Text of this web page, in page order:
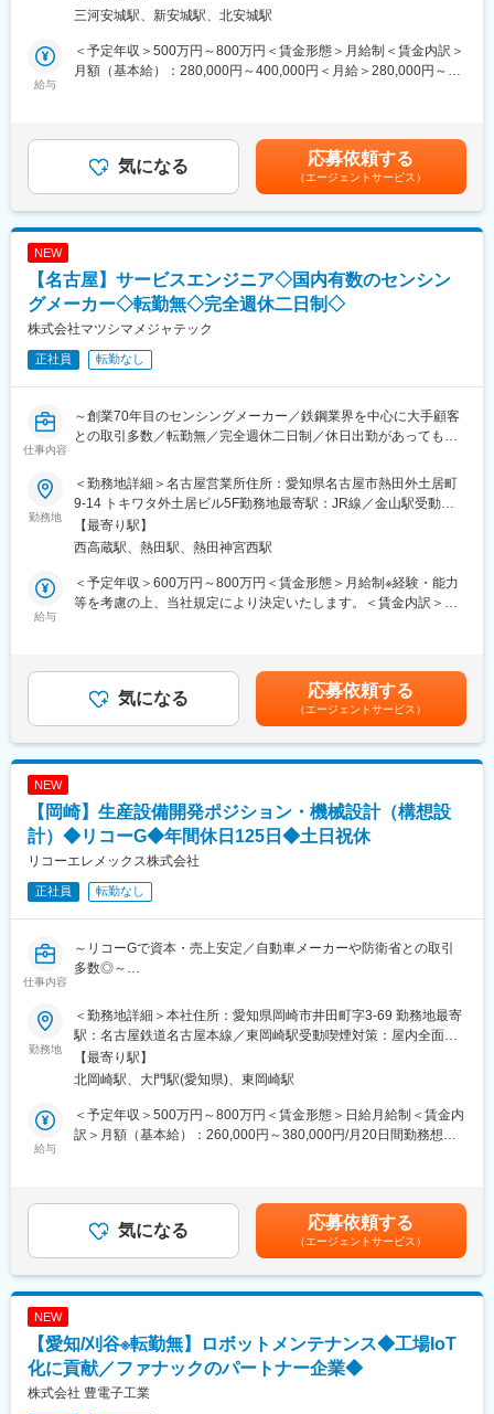
最終検証
■関わる技術・装置：
協働ロボット、AMR、サーボ／電動シリンダ、検査装置、生産指
◎混流ライン最適化やリアルタイム判定など“工程を変える”提案が
ルが速い
◎ロボット・AMR・AIなど成長領域の最前線に携われる
◎“作る”より“課題を解く”ソリューション型の技術力が身につく
客、仕入先、生産ラインとの調整）
【本ポジションの特徴】
・製品ライフサイクル全体（立上げ～終了）に関与可能
・顧客／仕入先／生産現場をつなぐハブとして供給体制を支える
■組織構成：
・室長1名、課長1名、係長1名、一般6名
・育休取得率女性100%／男性63%
・全社平均残業時間月22.3h
※6年連続でホワイト500認定企業に選ばれています。フレックス
タイムの活用率も高く、家庭の事情や業務内容に合わせて調整が
可能です。
・デンソーやトヨタグループの契約保養施設が利用可能、社員食
堂有り
貯蓄、住宅補助、カフェテリアプラン
■当社について：
・設立74年/車載用パワーリレー、車両接近通報装置世界シェア
NO.1/納入金額1388億円/デンソー100％出資
・デンソーグループの中核企業及びカーエレクトロニクス製品の
リーディング企業として、日本を始め世界各国の自動車メーカー
変更の範囲：会社の定める業務
三河安城駅、新安城駅、北安城駅
給与
＜予定年収＞500万円～800万円＜賃金形態＞月給制＜賃金内訳＞
月額（基本給）：280,000円～400,000円＜月給＞280,000円～
万、部長1300万※給与は経験、能力を考慮の上規定により決定/確
約ではなくイメージです。※想定年収には各種手当、賞与、残業代
等を含んでいます。賃金はあくまでも目安の金額であり、選考を
通じて上下する可能性があります。月給(月額)は固定手当を含めた
表記です。
気になる 応募依頼する
（エージェントサービス）
NEW
【名古屋】サービスエンジニア◇国内有数のセンシン
グメーカー◇転勤無◇完全週休二日制◇
株式会社マツシマメジャテック
正社員 転勤なし
仕事内容
～創業70年目のセンシングメーカー／鉄鋼業界を中心に大手顧客
との取引多数／転勤無／完全週休二日制／休日出勤があっても振
■業務概要：
創業70年以上のセンシングメーカーで、自社製の計測センサーの
メンテナンスを担うサービスエンジニアです。
製造現場を支えるインフラ機器に携わりながら、段階的なOJTと
現場同行を通じて一生ものの専門性を身につけられる環境です。
■業務詳細：
センサー機器の据付～メンテナンス(機器調整・点検)等が主な業務
月に15日間程度出張しています。(その中には日帰り、宿泊出張な
どを含みます。)
※担当エリア：
ん。
■入社後の育成ステップ：
これまでのサービスエンジニアとしてのご経験を尊重しながら、
自社製品や業務フローへの理解を深めていただきます。
製造部門や先輩エンジニアと連携しながら、自社製品のセンサー
の構造・仕組み・特性を把握していただきます。また、既存顧客
学んでいただきます。
◎業務習熟期間：
先輩エンジニアや営業担当と同行し、既存顧客の現場対応を担当
します。
据付・点検・調整・トラブル対応など、これまでのご経験を活か
しながら、実際の現場業務を通じて当社製品への理解を深めてい
製品・業務理解が進んだ段階で、主担当として現場対応をお任せ
します。
◎完全週休二日制を基本とした勤務体系で、長期出張時も計画的
す。また、その際も連休となるような取得を奨励しているので働
きやすい環境を備えています。
◎転勤がなく、名古屋に腰を据えて全国の現場を担当できるた
勤務地
＜勤務地詳細＞名古屋営業所住所：愛知県名古屋市熱田外土居町
9-14 トキワタ外土居ビル5F勤務地最寄駅：JR線／金山駅受動喫
煙対策：屋内全面禁煙変更の範囲：会社の定める事業所
【最寄り駅】
西高蔵駅、熱田駅、熱田神宮西駅
給与
＜予定年収＞600万円～800万円＜賃金形態＞月給制※経験・能力
等を考慮の上、当社規定により決定いたします。＜賃金内訳＞月
は、一人で現地調整作業が出来るようになってから付与されま
す。(目安6ヶ月～12ヶ月後）習熟度に応じて金額は変動します。■
昇給：年1回■賞与：年2回(業績による※前年度実績2ヶ月分)賃金は
あくまでも目安の金額であり、選考を通じて上下する可能性があ
ります。月給(月額)は固定手当を含めた表記です。
気になる 応募依頼する
（エージェントサービス）
NEW
【岡崎】生産設備開発ポジション・機械設計（構想設
計）◆リコーG◆年間休日125日◆土日祝休
リコーエレメックス株式会社
正社員 転勤なし
仕事内容
～リコーGで資本・売上安定／自動車メーカーや防衛省との取引
多数◎～
■募集背景：
EV市場は一時的な調整局面にあるものの、国内での電池工場新設
は継続しており、中長期的には成長が見込まれる市場です。当社
ではこの成長市場を見据え、リチウムイオン電池（LiB）製造ライ
ン向けの新規装置開発を次世代の事業柱として育成しています。
現在、新規開発テーマの急増により、
・専用プロジェクトチームを新規発足
・すでに開発プロジェクトはスタート済み
を支える機械設計のキーパーソンを募集します。
■業務内容：
・技術トラブル発生時の原因究明・技術判断
・開発リーダーの技術的補佐
・協力会社（外注先）との技術折衝・仕様調整
※役割比重
勤務地
＜勤務地詳細＞本社住所：愛知県岡崎市井田町字3-69 勤務地最寄
駅：名古屋鉄道名古屋本線／東岡崎駅受動喫煙対策：屋内全面禁
煙変更の範囲：無
【最寄り駅】
北岡崎駅、大門駅(愛知県)、東岡崎駅
給与
＜予定年収＞500万円～800万円＜賃金形態＞日給月給制＜賃金内
訳＞月額（基本給）：260,000円～380,000円/月20日間勤務想定
年度支給実績5.19ヶ月分賃金はあくまでも目安の金額であり、選
考を通じて上下する可能性があります。賃金はあくまでも目安の
金額であり、選考を通じて上下する可能性があります。月給(月額)
は固定手当を含めた表記です。
気になる 応募依頼する
（エージェントサービス）
NEW
【愛知/刈谷※転勤無】ロボットメンテナンス◆工場IoT
化に貢献／ファナックのパートナー企業◆
株式会社 豊電子工業